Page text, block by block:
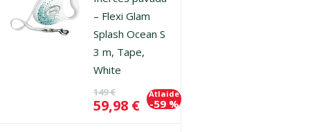
– Flexi Glam
Splash Ocean S
3 m, Tape,
White
Oriģinālā cena
149 €
Cena
59,98 €
Atlaide
-59 %